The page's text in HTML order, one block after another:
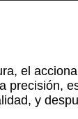
el
precisión,
y